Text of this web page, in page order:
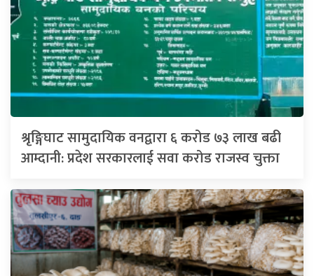
श्रृङ्गिघाट सामुदायिक वनद्वारा ६ करोड ७३ लाख बढी
आम्दानी: प्रदेश सरकारलाई सवा करोड राजस्व चुक्ता